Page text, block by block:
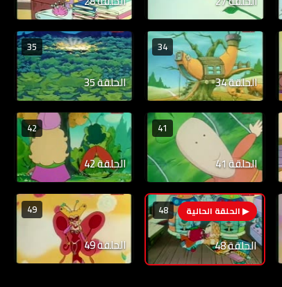
34
الحلقة 34
35
الحلقة 35
41
الحلقة 41
42
الحلقة 42
48
الحلقة 48
49
الحلقة 49